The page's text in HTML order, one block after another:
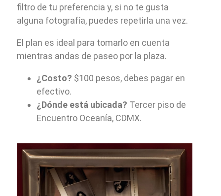
filtro de tu preferencia y, si no te gusta
alguna fotografía, puedes repetirla una vez.
El plan es ideal para tomarlo en cuenta
mientras andas de paseo por la plaza.
¿Costo? $100 pesos, debes pagar en
efectivo.
¿Dónde está ubicada? Tercer piso de
Encuentro Oceanía, CDMX.